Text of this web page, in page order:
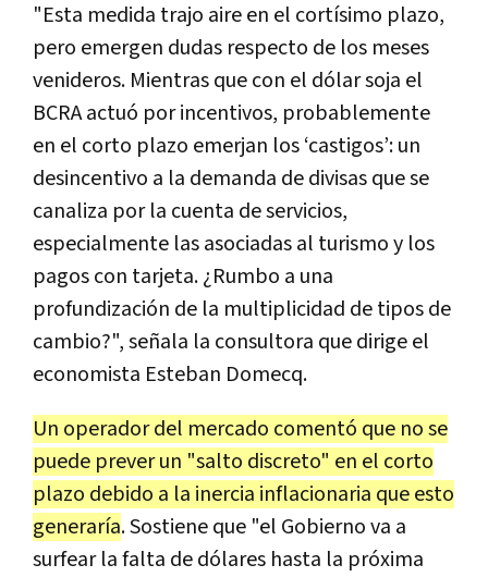
"Esta medida trajo aire en el cortísimo plazo,
pero emergen dudas respecto de los meses
venideros. Mientras que con el dólar soja el
BCRA actuó por incentivos, probablemente
en el corto plazo emerjan los ‘castigos’: un
desincentivo a la demanda de divisas que se
canaliza por la cuenta de servicios,
especialmente las asociadas al turismo y los
pagos con tarjeta. ¿Rumbo a una
profundización de la multiplicidad de tipos de
cambio?", señala la consultora que dirige el
economista Esteban Domecq.
Un operador del mercado comentó que no se
puede prever un "salto discreto" en el corto
plazo debido a la inercia inflacionaria que esto
generaría. Sostiene que "el Gobierno va a
surfear la falta de dólares hasta la próxima